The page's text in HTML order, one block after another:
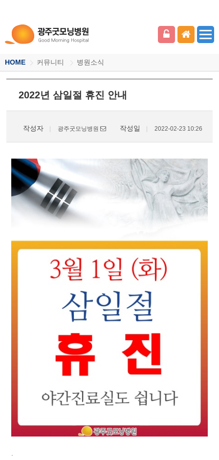
HOME 커뮤니티 병원소식
2022년 삼일절 휴진 안내
작성자 광주굿모닝병원 작성일 2022-02-23 10:26